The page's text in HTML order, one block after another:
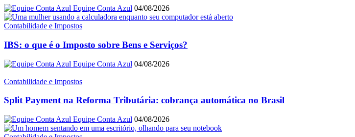
Equipe Conta Azul 04/08/2026
Contabilidade e Impostos
IBS: o que é o Imposto sobre Bens e Serviços?
Equipe Conta Azul 04/08/2026
Contabilidade e Impostos
Split Payment na Reforma Tributária: cobrança automática no Brasil
Equipe Conta Azul 04/08/2026